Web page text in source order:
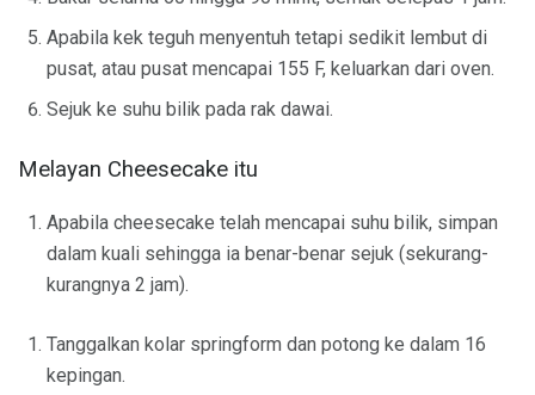
Apabila kek teguh menyentuh tetapi sedikit lembut di
pusat, atau pusat mencapai 155 F, keluarkan dari oven.
Sejuk ke suhu bilik pada rak dawai.
Melayan Cheesecake itu
Apabila cheesecake telah mencapai suhu bilik, simpan
dalam kuali sehingga ia benar-benar sejuk (sekurang-
kurangnya 2 jam).
Tanggalkan kolar springform dan potong ke dalam 16
kepingan.